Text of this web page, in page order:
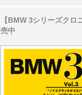
【BMW 3シリーズクロ
売中